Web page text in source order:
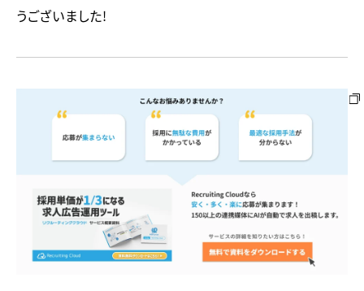
うございました！